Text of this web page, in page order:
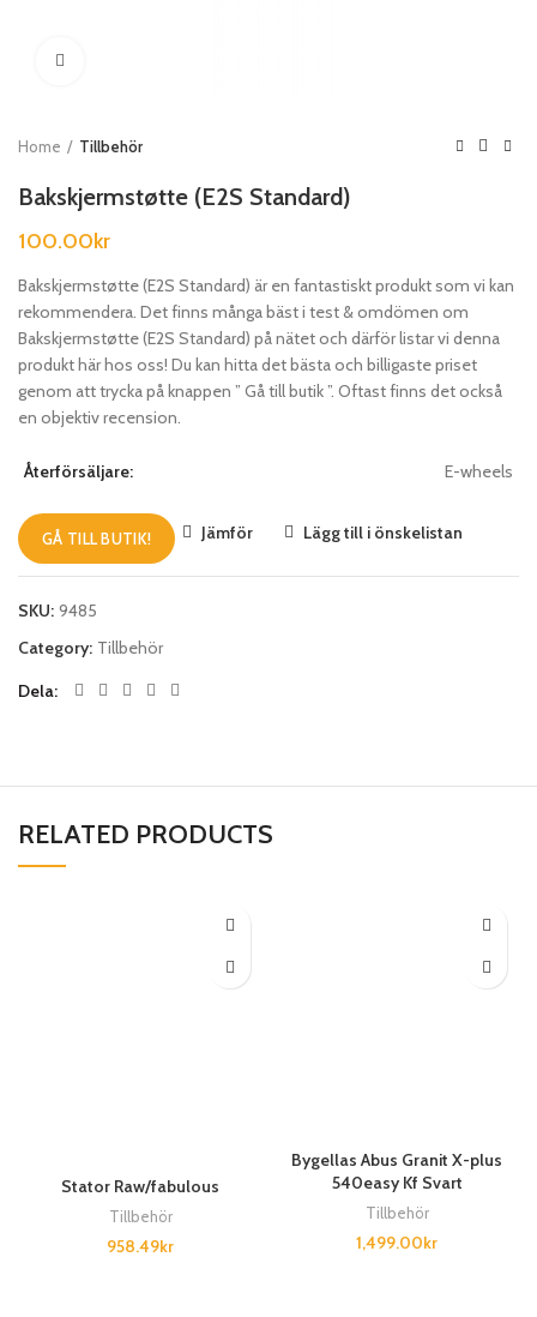
Home Tillbehör
Bakskjermstøtte (E2S Standard)
100.00kr
Bakskjermstøtte (E2S Standard) är en fantastiskt produkt som vi kan
rekommendera. Det finns många bäst i test & omdömen om
Bakskjermstøtte (E2S Standard) på nätet och därför listar vi denna
produkt här hos oss! Du kan hitta det bästa och billigaste priset
genom att trycka på knappen ” Gå till butik ”. Oftast finns det också
en objektiv recension.
Återförsäljare: E-wheels
GÅ TILL BUTIK! Jämför Lägg till i önskelistan
SKU: 9485
Category: Tillbehör
Dela
RELATED PRODUCTS
Stator Raw/fabulous
Tillbehör
958.49kr
Bygellas Abus Granit X-plus
540easy Kf Svart
Tillbehör
1,499.00kr